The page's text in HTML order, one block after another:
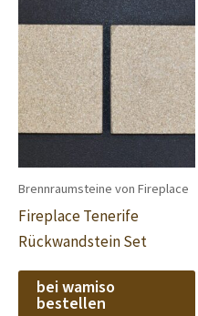
Brennraumsteine von Fireplace
Fireplace Tenerife
Rückwandstein Set
bei wamiso
bestellen